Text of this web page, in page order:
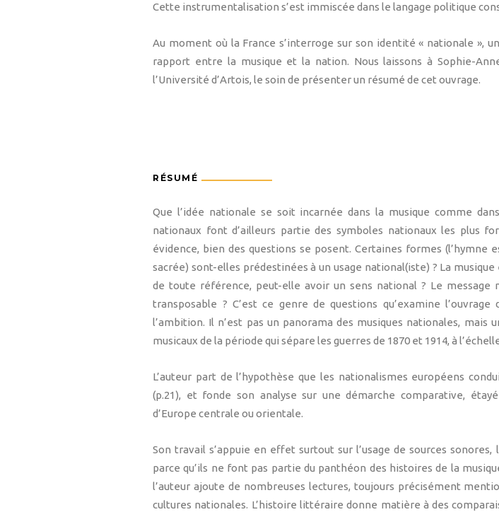
Cette instrumentalisation s’est immiscée dans le langage politique
Au moment où la France s’interroge sur son identité « nationale »,
rapport entre la musique et la nation. Nous laissons à Sophie-
l’Université d’Artois, le soin de présenter un résumé de cet ouvrage.
RÉSUMÉ
Que l’idée nationale se soit incarnée dans la musique comme
nationaux font d’ailleurs partie des symboles nationaux les plus
évidence, bien des questions se posent. Certaines formes
sacrée) sont-elles prédestinées à un usage national(iste) ? La
de toute référence, peut-elle avoir un sens national ? Le
transposable ? C’est ce genre de questions qu’examine
l’ambition. Il n’est pas un panorama des musiques nationales,
musicaux de la période qui sépare les guerres de 1870 et 1914, à
L’auteur part de l’hypothèse que les nationalismes européens
(p.21), et fonde son analyse sur une démarche comparative,
d’Europe centrale ou orientale.
Son travail s’appuie en effet surtout sur l’usage de sources
parce qu’ils ne font pas partie du panthéon des histoires de la
l’auteur ajoute de nombreuses lectures, toujours précisément
cultures nationales. L’histoire littéraire donne matière à des